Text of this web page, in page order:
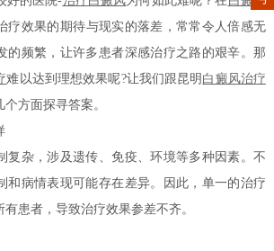
疗效果的期待与现实的落差，常常令人倍感无
的频繁，让许多患者深感治疗之路的艰辛。那
难以达到理想效果呢?让我们跟昆明 白癜风治疗
方面探寻答案。
杂，涉及遗传、免疫、环境等多种因素。不
和病情表现可能存在差异。因此，单一的治疗
患者，导致治疗效果参差不齐。